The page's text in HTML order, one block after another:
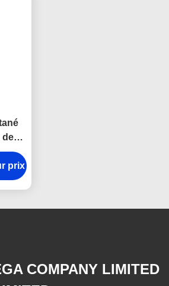
de
de
de
prix
COMPANY LIMITED